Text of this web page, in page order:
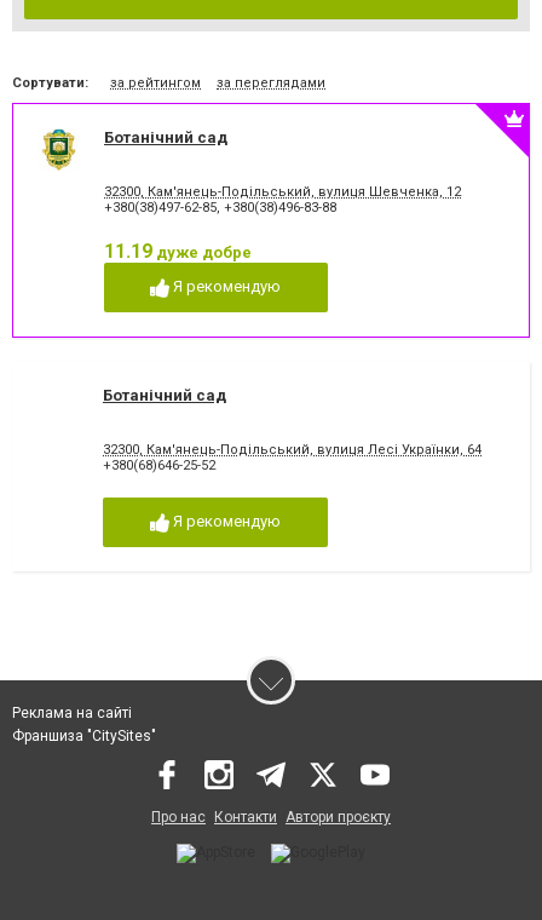
Сортувати: за рейтингом за переглядами
Ботанічний сад
32300, Кам'янець-Подільський, вулиця Шевченка, 12
+380(38)497-62-85, +380(38)496-83-88
11.19 дуже добре
Я рекомендую
Ботанічний сад
32300, Кам'янець-Подільський, вулиця Лесі Українки, 64
+380(68)646-25-52
Я рекомендую
Реклама на сайті
Франшиза "CitySites"
Про нас Контакти Автори проєкту